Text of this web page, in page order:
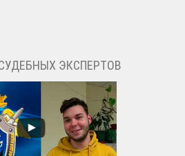
ЭКСПЕРТОВ